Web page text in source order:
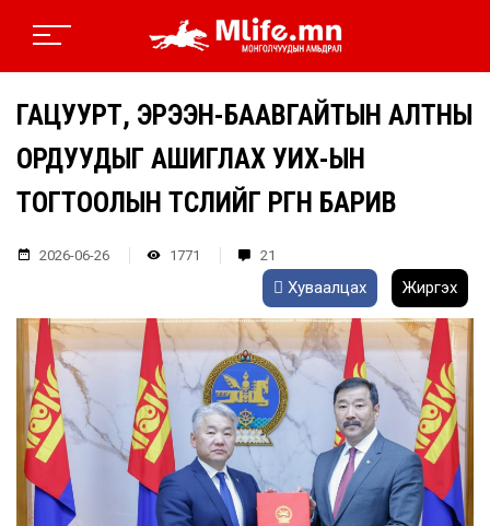
ГАЦУУРТ, ЭРЭЭН-БААВГАЙТЫН АЛТНЫ
ОРДУУДЫГ АШИГЛАХ УИХ-ЫН
ТОГТООЛЫН ТӨСЛИЙГ ӨРГӨН БАРИВ
2026-06-26 1771 21
Хуваалцах Жиргэх